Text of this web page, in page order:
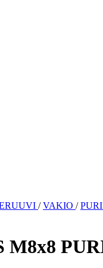
/VAKIO /